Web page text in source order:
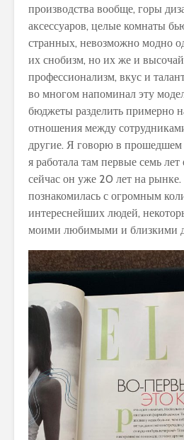
производства вообще, горы
аксессуаров, целые комнаты
странных, невозможно модно
их снобизм, но их же и
профессионализм, вкус и
во многом напоминал эту
бюджеты разделить примерно
отношения между
другие. Я говорю в прошедшем
я работала там первые семь
сейчас он уже 20 лет на
познакомилась с огромным
интереснейших людей,
моими любимыми и близкими